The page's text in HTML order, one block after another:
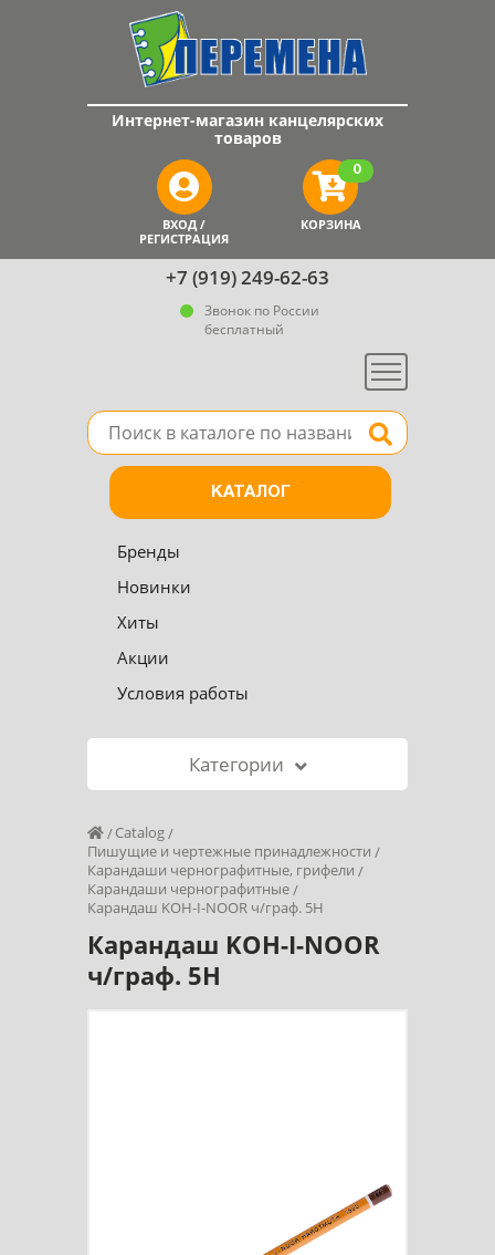
+7 (919) 249-62-63
Звонок по России
бесплатный
Меню
Интернет-магазин канцелярских
товаров
ВХОД /
РЕГИСТРАЦИЯ
КОРЗИНА
0
Поле для поиска товара в каталоге Найти
КАТАЛОГ
Бренды
Новинки
Хиты
Акции
Условия работы
Категории
Catalog
Пишущие и чертежные принадлежности
Карандаши чернографитные, грифели
Карандаши чернографитные
Карандаш KOH-I-NOOR ч/граф. 5H
Карандаш KOH-I-NOOR
ч/граф. 5H